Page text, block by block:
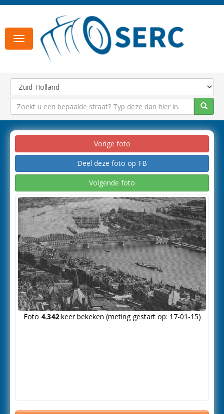
Toggle
navigation
Vorige foto
Deel deze foto op FB
Volgende foto
Foto 4.342keer bekeken (meting gestart op: 17-01-15)